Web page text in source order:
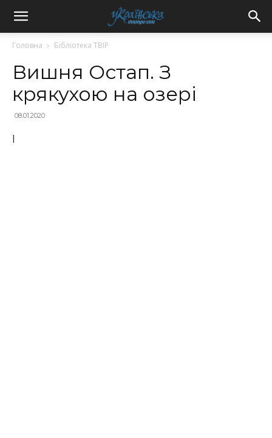
Головна Бібліотека ТВІР
Вишня Остап. З
крякухою на озері
08.01.2020
I